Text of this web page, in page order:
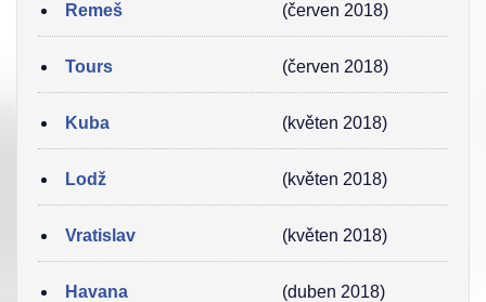
Remeš (červen 2018)
Tours (červen 2018)
Kuba (květen 2018)
Lodž (květen 2018)
Vratislav (květen 2018)
Havana (duben 2018)